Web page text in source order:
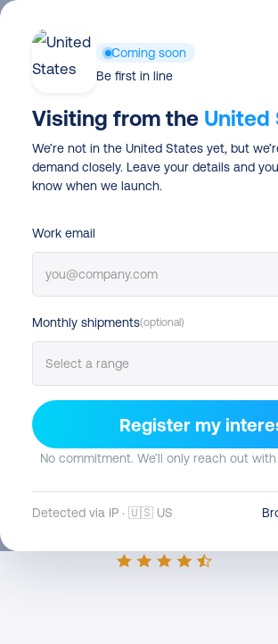
Skip
Connectez
Colissimo
plus
Gagnez du temps sur
site Amazon à Colissimo
Connectez Amazon
Coming soon
Be first in line
Visiting from the United
We’re not in the United States yet, but
demand closely. Leave your details and
know when we launch.
Work email
Monthly shipments(optional)
Register my
No commitment. We’ll only reach out
Detected via IP · 🇺🇸 US